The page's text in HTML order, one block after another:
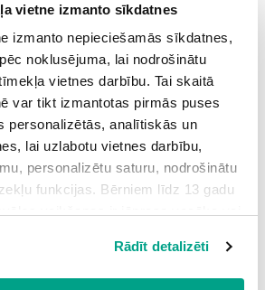
vietne izmanto sīkdatnes
izmanto nepieciešamās sīkdatnes,
noklusējuma, lai nodrošinātu
vietnes darbību. Tai skaitā
var tikt izmantotas pirmās puses
personalizētās, analītiskās un
lai uzlabotu vietnes darbību,
personalizētu saturu, nodrošinātu
funkcijas. Bērniem līdz 13 gadu
visas”, Jūs piekrītat visām
šajā tīmekļa vietnē, ieskaitot
Rādīt detalizēti